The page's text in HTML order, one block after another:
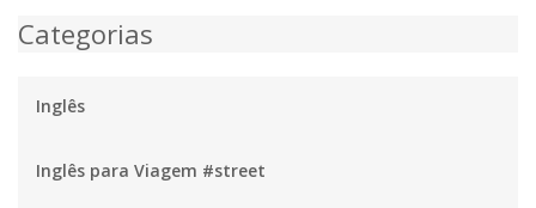
Categorias
Inglês
Inglês para Viagem #street